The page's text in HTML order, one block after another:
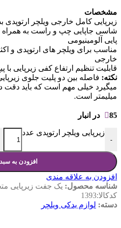
مشخصات
زیرپایی کامل خارجی ویلچر
پایی آلومینیومی
مناسب برای ویلچر های ارتوپدی و
خارجی
قابلیت تنظیم ارتفاع کفی زیرپایی با
نکته: فاصله بین دو پلیت جلوی
میلیمتر است.
85 در انبار
-
زیرپایی ویلچر ارتوپدی عدد
افزودن به
افزودن به علاقه مندی
شناسه محصول: یک جفت زیرپایی
کدکالا:1393
دسته: لوازم یدکی ویلچر